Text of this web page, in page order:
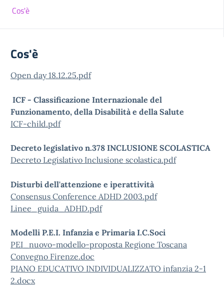
Cos'è
Cos'è
Open day 18.12.25.pdf
ICF - Classificazione Internazionale del
Funzionamento, della Disabilità e della Salute
ICF-child.pdf
Decreto legislativo n.378 INCLUSIONE SCOLASTICA
Decreto Legislativo Inclusione scolastica.pdf
Disturbi dell'attenzione e iperattività
Consensus Conference ADHD 2003.pdf
Linee_guida_ADHD.pdf
Modelli P.E.I. Infanzia e Primaria I.C.Soci
PEI_nuovo-modello-proposta Regione Toscana
Convegno Firenze.doc
PIANO EDUCATIVO INDIVIDUALIZZATO infanzia 2-1
2.docx